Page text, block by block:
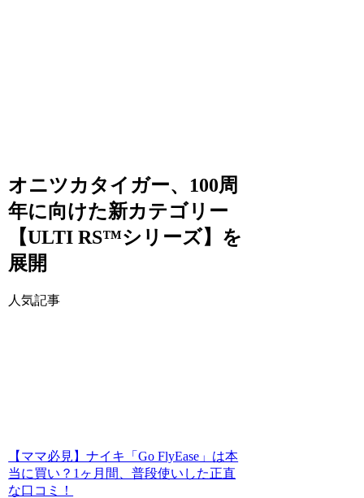
オニツカタイガー、100周
年に向けた新カテゴリー
【ULTI RS™シリーズ】を
展開
人気記事
【ママ必見】ナイキ「Go FlyEase」は本
当に買い？1ヶ月間、普段使いした正直
な口コミ！